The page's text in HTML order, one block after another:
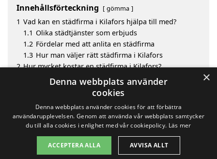
Innehållsförteckning gömma
1 Vad kan en städfirma i Kilafors hjälpa till med?
1.1 Olika städtjänster som erbjuds
1.2 Fördelar med att anlita en städfirma
1.3 Hur man väljer rätt städfirma i Kilafors
2 Hur mycket kostar en städfirma i Kilafors?
Fördelar med att välja städfirma i Kilafors
Sök efter en skicklig städfirma i de omgivande
Copyright 2026 - Pilanto Aps
×
Denna webbplats använder
cookies
Denna webbplats använder cookies för att förbättra
användarupplevelsen. Genom att använda vår webbplats samtycker
du till alla cookies i enlighet med vår cookiepolicy. Läs mer
ACCEPTERA ALLA AVVISA ALLT